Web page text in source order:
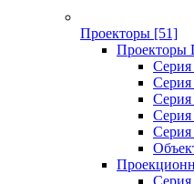
Проекторы [51]
Проекторы
Серия
Серия
Серия
Серия
Серия